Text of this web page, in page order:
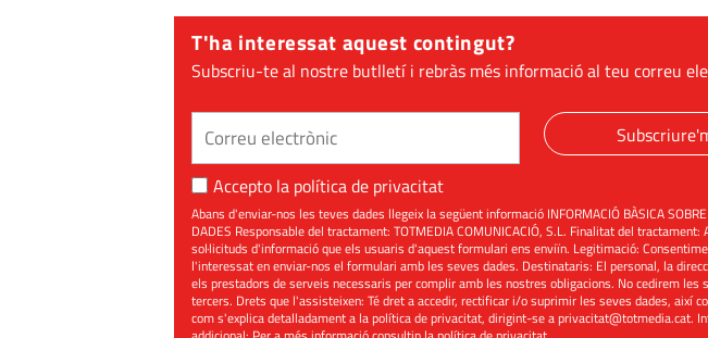
T'ha interessat aquest contingut?
Subscriu-te al nostre butlletí i rebràs més informació al teu correu
Accepto la política de privacitat
Abans d'enviar-nos les teves dades llegeix la següent informació INFORMACIÓ BÀSICA SOBRE
DADES Responsable del tractament: TOTMEDIA COMUNICACIÓ, S.L. Finalitat del tractament:
sol·licituds d'informació que els usuaris d'aquest formulari ens enviïn. Legitimació:
l'interessat en enviar-nos el formulari amb les seves dades. Destinataris: El personal, la
els prestadors de serveis necessaris per complir amb les nostres obligacions. No cedirem les
tercers. Drets que l'assisteixen: Té dret a accedir, rectificar i/o suprimir les seves dades, així
com s'explica detalladament a la política de privacitat, dirigint-se aprivacitat@totmedia.cat.